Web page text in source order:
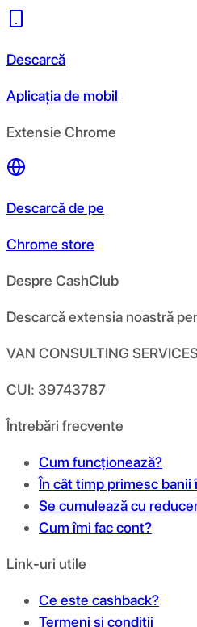
Descarcă
Aplicația de mobil
Extensie Chrome
Descarcă de pe
Chrome store
Despre CashClub
Descarcă extensia noastră
VAN CONSULTING
CUI: 39743787
Întrebări frecvente
Cum funcționează?
În cât timp primesc banii
Se cumulează cu
Cum îmi fac cont?
Link-uri utile
Ce este cashback?
Termeni și condiții